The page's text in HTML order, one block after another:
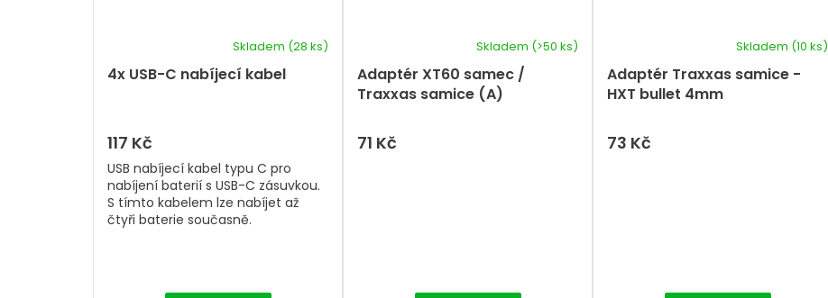
4x USB-C nabíjecí kabel
hodnocení
z
5
hvězdiček.
Skladem (28 ks)
117 Kč
USB nabíjecí kabel typu C pro
nabíjení baterií s USB-C zásuvkou.
S tímto kabelem lze nabíjet až
čtyři baterie současně.
Adaptér XT60 samec /
Traxxas samice (A)
Skladem (>50 ks)
71 Kč
Adaptér Traxxas samice -
HXT bullet 4mm
Skladem (10 ks)
73 Kč